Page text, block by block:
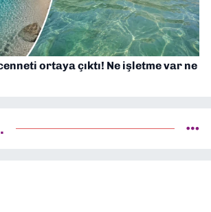
ortaya çıktı! Ne işletme var ne